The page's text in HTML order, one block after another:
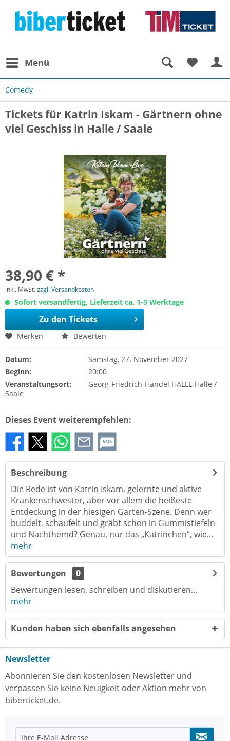
Menü
Comedy
Tickets für Katrin Iskam - Gärtnern ohne
viel Geschiss in Halle / Saale
38,90 € *
inkl. MwSt.zzgl. Versandkosten
Sofort versandfertig, Lieferzeit ca. 1-3 Werktage
Zu den Tickets
Merken Bewerten
Datum:
Samstag, 27. November 2027
Beginn:
20:00
Veranstaltungsort:
Georg-Friedrich-Händel HALLE Halle /
Saale
Dieses Event weiterempfehlen:
SMS
Beschreibung
Die Rede ist von Katrin Iskam, gelernte und aktive
Krankenschwester, aber vor allem die heißeste
Entdeckung in der hiesigen Garten-Szene. Denn wer
buddelt, schaufelt und gräbt schon in Gummistiefeln
und Nachthemd? Genau, nur das „Katrinchen“, wie...
mehr
Bewertungen
0
Bewertungen lesen, schreiben und diskutieren...
mehr
Kunden haben sich ebenfalls angesehen
Newsletter
Abonnieren Sie den kostenlosen Newsletter und
verpassen Sie keine Neuigkeit oder Aktion mehr von
biberticket.de.